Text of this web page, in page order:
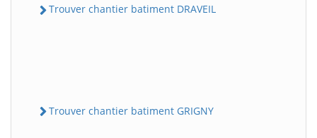
Trouver chantier batiment DRAVEIL
Trouver chantier batiment GRIGNY